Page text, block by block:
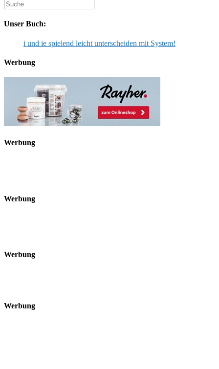
Suche
nach:
Unser Buch:
i und ie spielend leicht unterscheiden mit System!
Werbung
Werbung
Werbung
Werbung
Werbung